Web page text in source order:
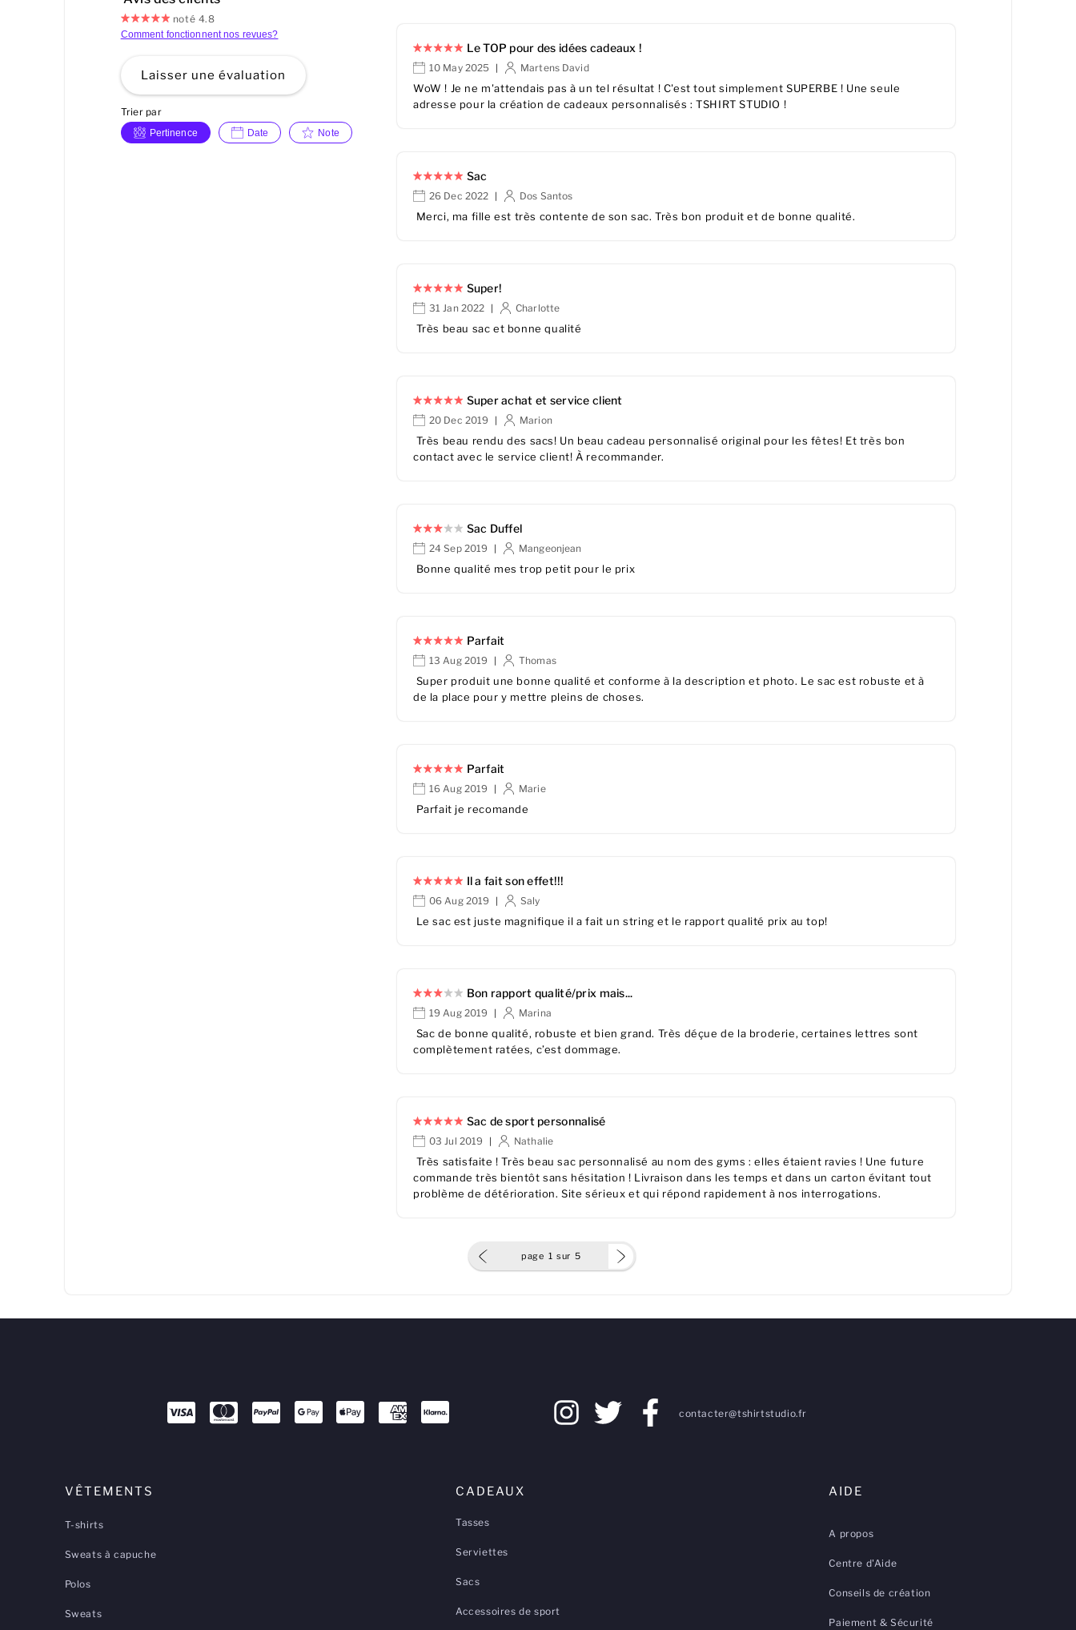
noté 4.8
Comment fonctionnent nos revues?
Laisser une évaluation
Trier par
Pertinence Date Note
Le TOP pour des idées cadeaux !
10 May 2025 Martens David
WoW ! Je ne m'attendais pas à un tel résultat ! C'est tout simplement SUPERBE ! Une seule
adresse pour la création de cadeaux personnalisés : TSHIRT STUDIO !
Sac
26 Dec 2022 Dos Santos
Merci, ma fille est très contente de son sac. Très bon produit et de bonne qualité.
Super!
31 Jan 2022 Charlotte
Très beau sac et bonne qualité
Super achat et service client
20 Dec 2019 Marion
Très beau rendu des sacs! Un beau cadeau personnalisé original pour les fêtes! Et très bon
contact avec le service client! À recommander.
Sac Duffel
24 Sep 2019 Mangeonjean
Bonne qualité mes trop petit pour le prix
Parfait
13 Aug 2019 Thomas
Super produit une bonne qualité et conforme à la description et photo. Le sac est robuste et à
de la place pour y mettre pleins de choses.
Parfait
16 Aug 2019 Marie
Parfait je recomande
Il a fait son effet!!!
06 Aug 2019 Saly
Le sac est juste magnifique il a fait un string et le rapport qualité prix au top!
Bon rapport qualité/prix mais...
19 Aug 2019 Marina
Sac de bonne qualité, robuste et bien grand. Très déçue de la broderie, certaines lettres sont
complètement ratées, c’est dommage.
Sac de sport personnalisé
03 Jul 2019 Nathalie
Très satisfaite ! Très beau sac personnalisé au nom des gyms : elles étaient ravies ! Une future
commande très bientôt sans hésitation ! Livraison dans les temps et dans un carton évitant tout
problème de détérioration. Site sérieux et qui répond rapidement à nos interrogations.
page 1 sur 5
contacter@tshirtstudio.fr
VÊTEMENTS
T-shirts
Sweats à capuche
Polos
Sweats
CADEAUX
Tasses
Serviettes
Sacs
Accessoires de sport
AIDE
A propos
Centre d'Aide
Conseils de création
Paiement & Sécurité